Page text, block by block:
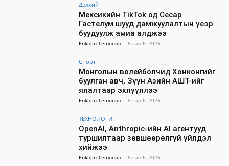
Дэлхий
Мексикийн TikTok од Сесар
Гастелум шууд дамжуулалтын үеэр
буудуулж амиа алджээ
Enkhjin Temuujin - 8 сар 6, 2026
Спорт
Монголын волейболчид Хонконгийг
буулган авч, Зүүн Азийн АШТ-ийг
ялалтаар эхлүүллээ
Enkhjin Temuujin - 8 сар 6, 2026
ТЕХНОЛОГИ
OpenAI, Anthropic-ийн AI агентууд
туршилтаар зөвшөөрөлгүй үйлдэл
хийжээ
Enkhjin Temuujin - 8 сар 6, 2026